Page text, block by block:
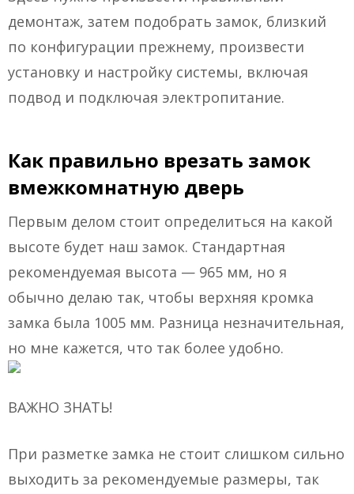
демонтаж, затем подобрать замок, близкий
по конфигурации прежнему, произвести
установку и настройку системы, включая
подвод и подключая электропитание.
Как правильно врезать замок
вмежкомнатную дверь
Первым делом стоит определиться на какой
высоте будет наш замок. Стандартная
рекомендуемая высота — 965 мм, но я
обычно делаю так, чтобы верхняя кромка
замка была 1005 мм. Разница незначительная,
но мне кажется, что так более удобно.
ВАЖНО ЗНАТЬ!
При разметке замка не стоит слишком сильно
выходить за рекомендуемые размеры, так